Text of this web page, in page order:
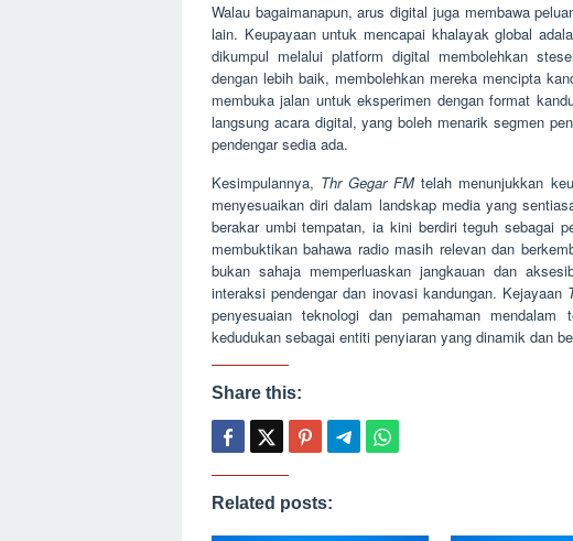
Walau bagaimanapun, arus digital juga membawa
lain. Keupayaan untuk mencapai khalayak global
dikumpul melalui platform digital membolehkan
dengan lebih baik, membolehkan mereka mencipta
membuka jalan untuk eksperimen dengan format
langsung acara digital, yang boleh menarik segmen
pendengar sedia ada.
Kesimpulannya, Thr Gegar FMtelah menunjukkan
menyesuaikan diri dalam landskap media yang
berakar umbi tempatan, ia kini berdiri teguh sebagai
membuktikan bahawa radio masih relevan dan
bukan sahaja memperluaskan jangkauan dan
interaksi pendengar dan inovasi kandungan. Kejayaan
penyesuaian teknologi dan pemahaman mendalam
kedudukan sebagai entiti penyiaran yang dinamik dan
Share this:
Related posts: